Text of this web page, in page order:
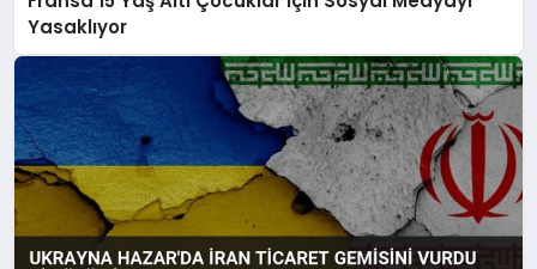
Yasaklıyor